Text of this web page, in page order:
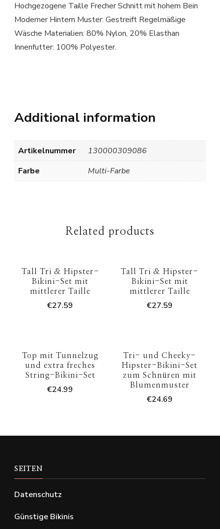
Hochgezogene Taille Frecher Schnitt mit hohem Bein
Moderner Hintern Muster: Gestreift Regelmäßige
Wäsche Materialien: 80% Nylon, 20% Elasthan
Innenfutter: 100% Polyester.
Additional information
Artikelnummer
130000309086
Farbe
Multi-Farbe
Related products
Tall Tri & Hipster-
Bikini-Set mit
mittlerer Taille
€27.59
Tall Tri & Hipster-
Bikini-Set mit
mittlerer Taille
€27.59
Top mit Tunnelzug
und extra freches
String-Bikini-Set
€24.99
Tri- und Cheeky-
Hipster-Bikini-Set
zum Schnüren mit
Blumenmuster
€24.69
SEITEN
Datenschutz
Günstige Bikinis